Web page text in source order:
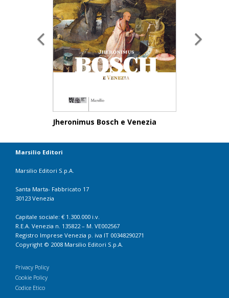
Jheronimus Bosch e Venezia
Marsilio Editori
Marsilio Editori S.p.A.
Santa Marta- Fabbricato 17
30123 Venezia
Capitale sociale: € 1.300.000 i.v.
R.E.A. Venezia n. 135822 – M. VE002567
Registro Imprese Venezia p. iva IT 00348290271
Copyright © 2008 Marsilio Editori S.p.A.
Privacy Policy
Cookie Policy
Codice Etico